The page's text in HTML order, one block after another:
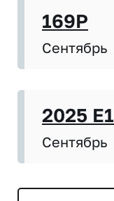
169P
Сентябрь
2025 E1
Сентябрь